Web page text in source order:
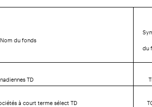
Nom du fonds
du
TD
à court terme sélect TD